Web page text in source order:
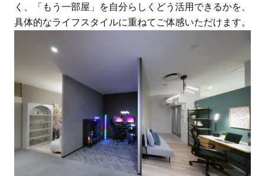
く、「もう一部屋」を自分らしくどう活用できるかを、
具体的なライフスタイルに重ねてご体感いただけます。